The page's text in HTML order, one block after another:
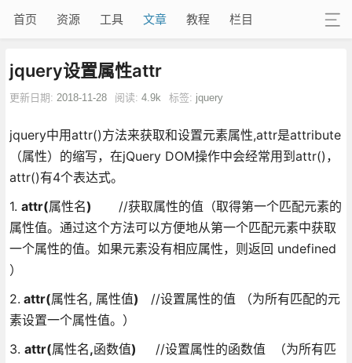
首页 资源 工具 文章 教程 栏目
jquery设置属性attr
更新日期: 2018-11-28 阅读: 4.9k 标签: jquery
jquery中用attr()方法来获取和设置元素属性,attr是attribute
（属性）的缩写，在jQuery DOM操作中会经常用到attr()，
attr()有4个表达式。
1. attr(属性名)
//获取属性的值（取得第一个匹配元素的
属性值。通过这个方法可以方便地从第一个匹配元素中获取
一个属性的值。如果元素没有相应属性，则返回 undefined
）
2. attr(属性名, 属性值) //设置属性的值 （为所有匹配的元
素设置一个属性值。）
3. attr(属性名,函数值)
//设置属性的函数值 （为所有匹